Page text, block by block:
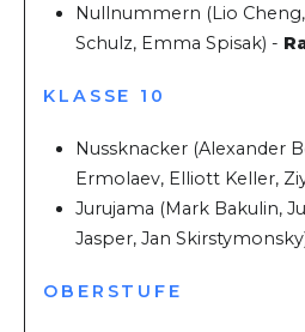
Nullnummern (Lio
Schulz, Emma Spisak) -
KLASSE 10
Nussknacker (Alexander
Ermolaev, Elliott Keller,
Jurujama (Mark Bakulin,
Jasper, Jan
OBERSTUFE